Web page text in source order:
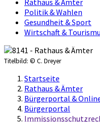
Rathaus & Ämter
Politik & Wahlen
Gesundheit & Sport
Wirtschaft &
Titelbild: © C. Dreyer
Startseite
Rathaus & Ämter
Bürgerportal &
Bürgerportal